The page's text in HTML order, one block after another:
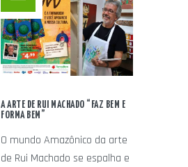
A ARTE DE RUI MACHADO “FAZ BEM E
FORMA BEM”
O mundo Amazônico da arte
de Rui Machado se espalha e